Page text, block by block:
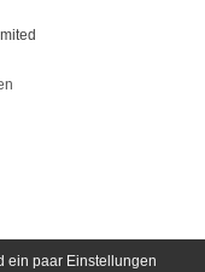
ein paar Einstellungen